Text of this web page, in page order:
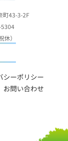
町43-3-2F
）
シーポリシー
お問い合わせ